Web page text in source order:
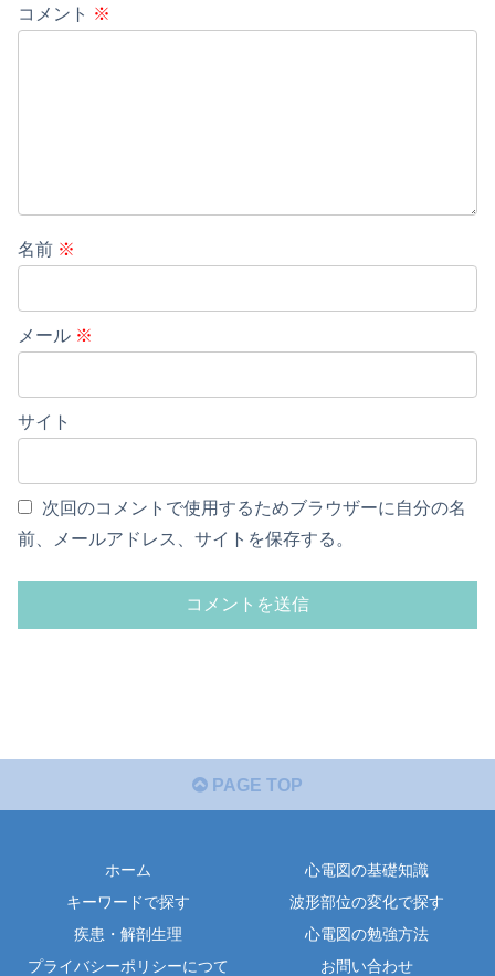
コメント ※
名前 ※
メール ※
サイト
次回のコメントで使用するためブラウザーに自分の名
前、メールアドレス、サイトを保存する。
PAGE TOP
ホーム
心電図の基礎知識
キーワードで探す
波形部位の変化で探す
疾患・解剖生理
心電図の勉強方法
プライバシーポリシーにつて
お問い合わせ